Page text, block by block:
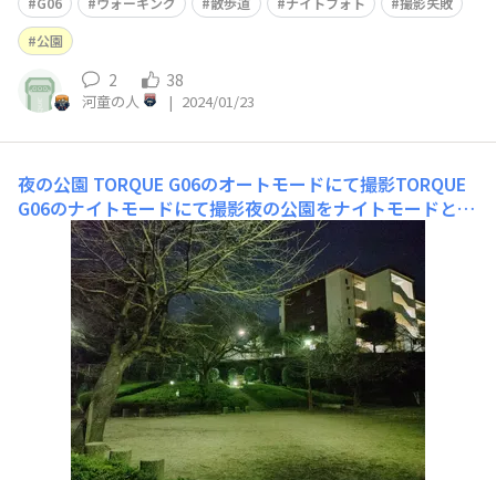
公園
2 38
河童の人 | 2024/01/23
夜の公園 TORQUE G06のオートモードにて撮影TORQUE
G06のナイトモードにて撮影夜の公園をナイトモードとオ
ートモードで撮影。（ミニスタンドにて固定して撮
影） 人１人いない公園は独特の雰囲気です。 TORQUE G0
6のオートモードにて撮影TORQUE G06のナイトモードに